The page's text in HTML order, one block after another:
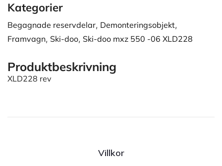
Kategorier
Begagnade reservdelar, Demonteringsobjekt,
Framvagn, Ski-doo, Ski-doo mxz 550 -06 XLD228
Produktbeskrivning
XLD228 rev
Villkor